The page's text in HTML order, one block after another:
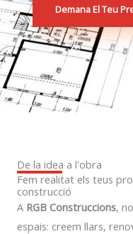
Demana El Teu
De la idea a l'obra
Fem realitat els teus
construcció
A RGB Construccions,
espais: creem llars,